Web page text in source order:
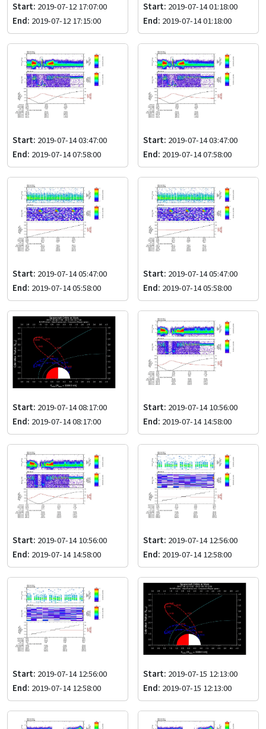
Start: 2019-07-12 17:07:00
End: 2019-07-12 17:15:00
Start: 2019-07-14 01:18:00
End: 2019-07-14 01:18:00
Start: 2019-07-14 03:47:00
End: 2019-07-14 07:58:00
Start: 2019-07-14 03:47:00
End: 2019-07-14 07:58:00
Start: 2019-07-14 05:47:00
End: 2019-07-14 05:58:00
Start: 2019-07-14 05:47:00
End: 2019-07-14 05:58:00
Start: 2019-07-14 08:17:00
End: 2019-07-14 08:17:00
Start: 2019-07-14 10:56:00
End: 2019-07-14 14:58:00
Start: 2019-07-14 10:56:00
End: 2019-07-14 14:58:00
Start: 2019-07-14 12:56:00
End: 2019-07-14 12:58:00
Start: 2019-07-14 12:56:00
End: 2019-07-14 12:58:00
Start: 2019-07-15 12:13:00
End: 2019-07-15 12:13:00